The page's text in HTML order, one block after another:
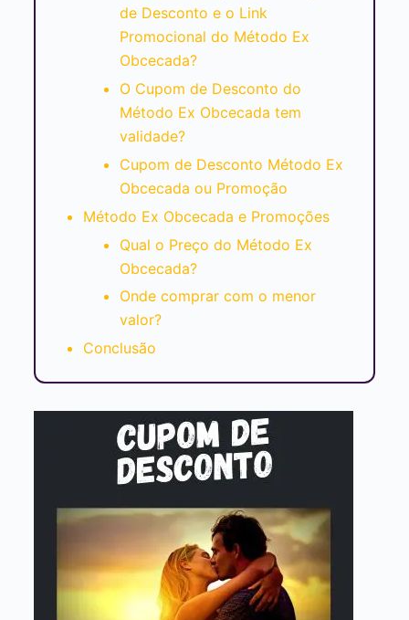
de Desconto e o Link
Promocional do Método Ex
Obcecada?
O Cupom de Desconto do
Método Ex Obcecada tem
validade?
Cupom de Desconto Método Ex
Obcecada ou Promoção
Método Ex Obcecada e Promoções
Qual o Preço do Método Ex
Obcecada?
Onde comprar com o menor
valor?
Conclusão